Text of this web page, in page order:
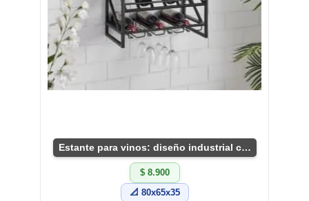
Estante para vinos: diseño industrial compacto.
$ 8.900
📐 80x65x35